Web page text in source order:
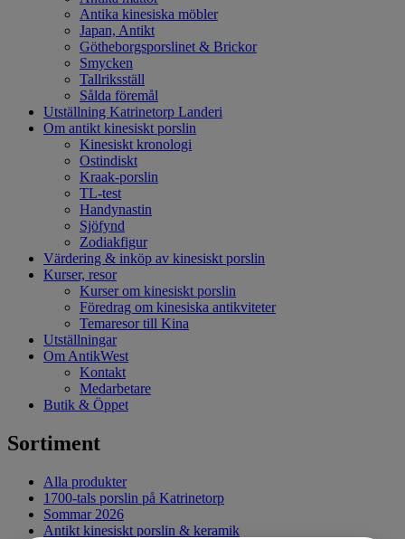
Antika kinesiska möbler
Japan, Antikt
Götheborgsporslinet & Brickor
Smycken
Tallriksställ
Sålda föremål
Utställning Katrinetorp Landeri
Om antikt kinesiskt porslin
Kinesiskt kronologi
Ostindiskt
Kraak-porslin
TL-test
Handynastin
Sjöfynd
Zodiakfigur
Värdering & inköp av kinesiskt porslin
Kurser, resor
Kurser om kinesiskt porslin
Föredrag om kinesiska antikviteter
Temaresor till Kina
Utställningar
Om AntikWest
Kontakt
Medarbetare
Butik & Öppet
Sortiment
Alla produkter
1700-tals porslin på Katrinetorp
Sommar 2026
Antikt kinesiskt porslin & keramik